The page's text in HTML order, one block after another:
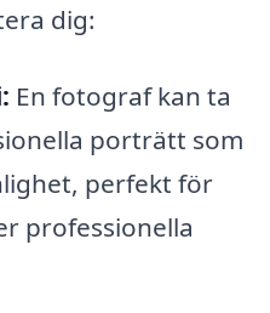
dig:
En fotograf kan ta
porträtt som
perfekt för
professionella